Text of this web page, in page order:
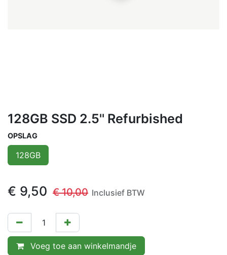
128GB SSD 2.5'' Refurbished
OPSLAG
128GB
€ 9,50 €10,00 Inclusief BTW
Voeg toe aan winkelmandje